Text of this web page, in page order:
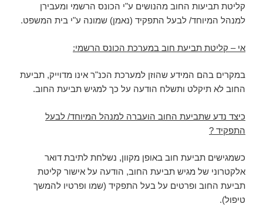
קליטת תביעות החוב מהנושים ע"י הכונס הרשמי ומעבירן
למנהל המיוחד/ לבעל התפקיד (נאמן) שמונה ע"י בית המשפט.
אי – קליטת תביעת חוב במערכת הכונס הרשמי:
במקרים בהם המידע שהוזן למערכת הכנ"ר אינו מדוייק, תביעת
החוב לא תיקלט ותשלח הודעה על כך למגיש תביעת החוב.
כיצד נדע שתביעת החוב הועברה למנהל המיוחד/ לבעל
התפקיד ?
כשמגישים תביעת חוב באופן מקוון, נשלחת לתיבת דואר
אלקטרוני של מגיש תביעת החוב, הודעה על אישור קליטת
תביעת החוב ופרטים על בעל התפקיד (שמו ופרטיו להמשך
טיפול).